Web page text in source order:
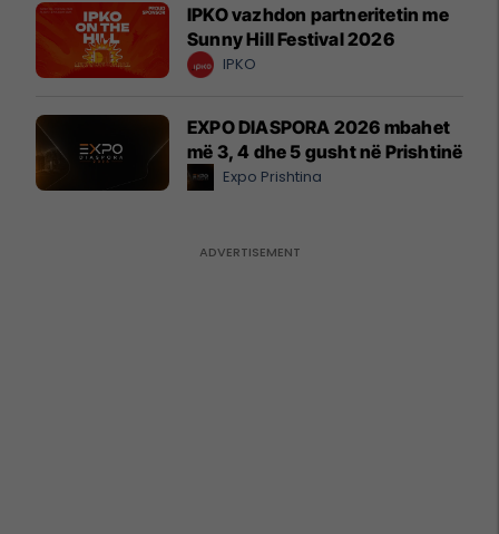
IPKO vazhdon partneritetin me
Sunny Hill Festival 2026
IPKO
EXPO DIASPORA 2026 mbahet
më 3, 4 dhe 5 gusht në Prishtinë
Expo Prishtina